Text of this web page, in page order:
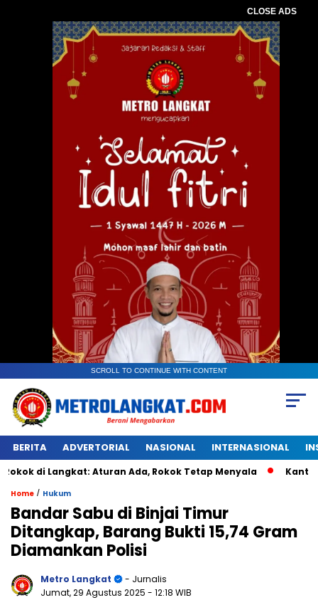
CLOSE ADS
SCROLL TO CONTINUE WITH CONTENT
BERITA ADVERTORIAL NASIONAL INTERNASIONAL
Langkat: Aturan Ada, Rokok Tetap Menyala Kantongan
Home / Hukum
Bandar Sabu di Binjai Timur
Ditangkap, Barang Bukti 15,74 Gram
Diamankan Polisi
Metro Langkat
- Jurnalis
Jumat, 29 Agustus 2025 - 12:18 WIB